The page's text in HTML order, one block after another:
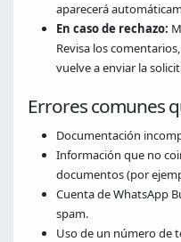
aparecerá
En caso de rechazo:
Revisa los
vuelve a enviar la
Errores comunes
Documentación
Información que no
documentos (por
Cuenta de WhatsApp
spam.
Uso de un número de